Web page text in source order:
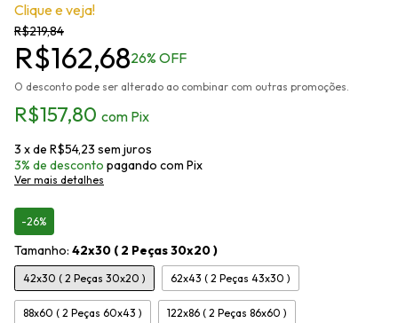
Clique e veja!
R$219,84
R$162,6826% OFF
O desconto pode ser alterado ao combinar com outras promoções.
R$157,80 com Pix
3 x de R$54,23 sem juros
3% de desconto pagando com Pix
Ver mais detalhes
-26%
Tamanho: 42x30 ( 2 Peças 30x20 )
42x30 ( 2 Peças 30x20 ) 62x43 ( 2 Peças 43x30 )
88x60 ( 2 Peças 60x43 ) 122x86 ( 2 Peças 86x60 )